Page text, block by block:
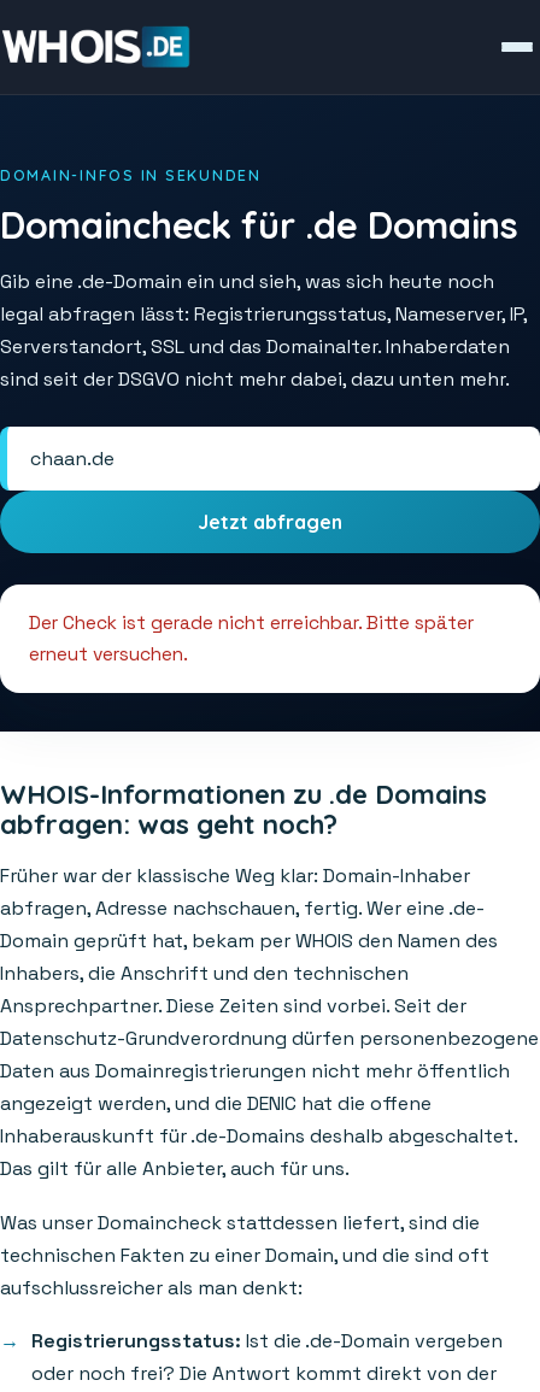
DOMAIN-INFOS IN SEKUNDEN
Domaincheck für .de Domains
Gib eine .de-Domain ein und sieh, was sich heute noch
legal abfragen lässt: Registrierungsstatus, Nameserver, IP,
Serverstandort, SSL und das Domainalter. Inhaberdaten
sind seit der DSGVO nicht mehr dabei, dazu unten mehr.
Jetzt abfragen
Der Check ist gerade nicht erreichbar. Bitte später
erneut versuchen.
WHOIS-Informationen zu .de Domains
abfragen: was geht noch?
Früher war der klassische Weg klar: Domain-Inhaber
abfragen, Adresse nachschauen, fertig. Wer eine .de-
Domain geprüft hat, bekam per WHOIS den Namen des
Inhabers, die Anschrift und den technischen
Ansprechpartner. Diese Zeiten sind vorbei. Seit der
Datenschutz-Grundverordnung dürfen personenbezogene
Daten aus Domainregistrierungen nicht mehr öffentlich
angezeigt werden, und die DENIC hat die offene
Inhaberauskunft für .de-Domains deshalb abgeschaltet.
Das gilt für alle Anbieter, auch für uns.
Was unser Domaincheck stattdessen liefert, sind die
technischen Fakten zu einer Domain, und die sind oft
aufschlussreicher als man denkt:
Registrierungsstatus: Ist die .de-Domain vergeben
oder noch frei? Die Antwort kommt direkt von der